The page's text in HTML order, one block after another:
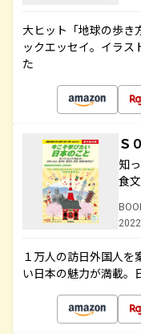
大ヒット「地球の歩き
ックエッセイ。イラス
た
Ｓ
知
食
１万人の訪日外国人
い日本の魅力が満載。